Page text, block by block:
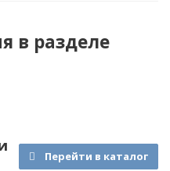
в разделе
Перейти в каталог